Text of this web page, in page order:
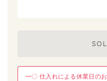
━〇 仕入れによる休業日の